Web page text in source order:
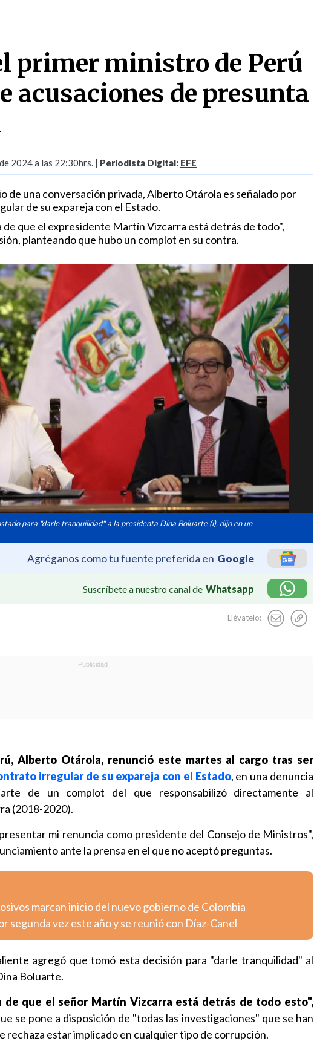
primer ministro de Perú
acusaciones de presunta
2024 a las 22:30hrs. | Periodista Digital: EFE
de una conversación privada, Alberto Otárola es señalado por
de su expareja con el Estado.
que el expresidente Martín Vizcarra está detrás de todo",
planteando que hubo un complot en su contra.
para "darle tranquilidad" a la presidenta Dina Boluarte (i), dijo en un
Agréganos como tu fuente preferida en Google
Suscríbete a nuestro canal de Whatsapp
Llévatelo:
Alberto Otárola, renunció este martes al cargo tras ser
irregular de su expareja con el Estado, en una denuncia
de un complot del que responsabilizó directamente al
(2018-2020).
mi renuncia como presidente del Consejo de Ministros",
ante la prensa en el que no aceptó preguntas.
marcan inicio del nuevo gobierno de Colombia
segunda vez este año y se reunió con Díaz-Canel
agregó que tomó esta decisión para "darle tranquilidad" al
Boluarte.
de que el señor Martín Vizcarra está detrás de todo esto",
se pone a disposición de "todas las investigaciones" que se han
rechaza estar implicado en cualquier tipo de corrupción.